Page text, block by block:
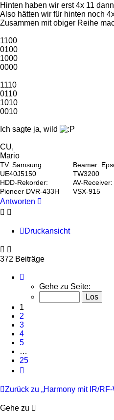
Hinten haben wir erst 4x 11
Also hätten wir für hinten noch
Zusammen mit obiger Reihe
1100
0100
1000
0000
1110
0110
1010
0010
Ich sagte ja, wild
CU,
Mario
TV: Samsung
UE40J5150
Beamer:
TW3200
HDD-Rekorder:
Pioneer DVR-433H
AV-
VSX-915
Antworten
Druckansicht
372 Beiträge
25
Gehe zu Seite:
1
2
3
4
5
…
25
Zurück zu „Harmony mit IR/RF-
Gehe zu